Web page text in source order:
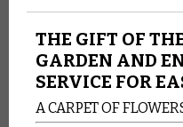
THE GIFT OF
GARDEN AND
SERVICE FOR
A CARPET OF